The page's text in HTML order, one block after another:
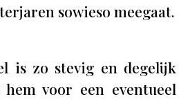
sowieso meegaat.
is zo stevig en degelijk
voor een eventueel